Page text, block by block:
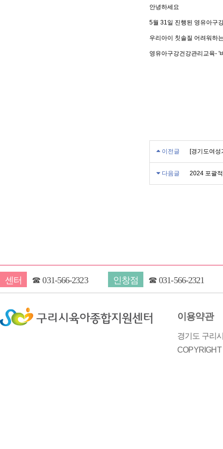
안녕하세요
5월 31일 진행된 영유아구
우리아이 칫솔질 어려워하
영유아구강건강관리교육- '
이전글 [경기도여
다음글 2024 포괄
센터 ☎031-566-2323 인창점 ☎031-566-2321
이용약관
경기도 구리